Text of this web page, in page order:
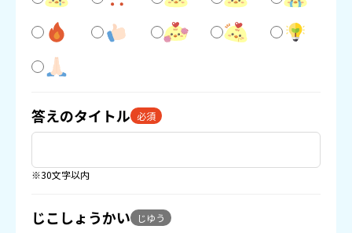
答えのタイトル 必須
※30文字以内
じこしょうかい じゆう